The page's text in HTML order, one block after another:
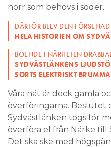
norr som behövs i söder.
DÄRFÖR BLEV DEN
HELA HISTORIEN OM
BOENDE I NÄRHETEN
SYDVÄSTLÄNKENS
SORTS ELEKTRISKT
Våra nät är dock gamla
överföringarna. Beslutet
Sydvästlänken togs för
överföra el från Närke till
Det ska ske med